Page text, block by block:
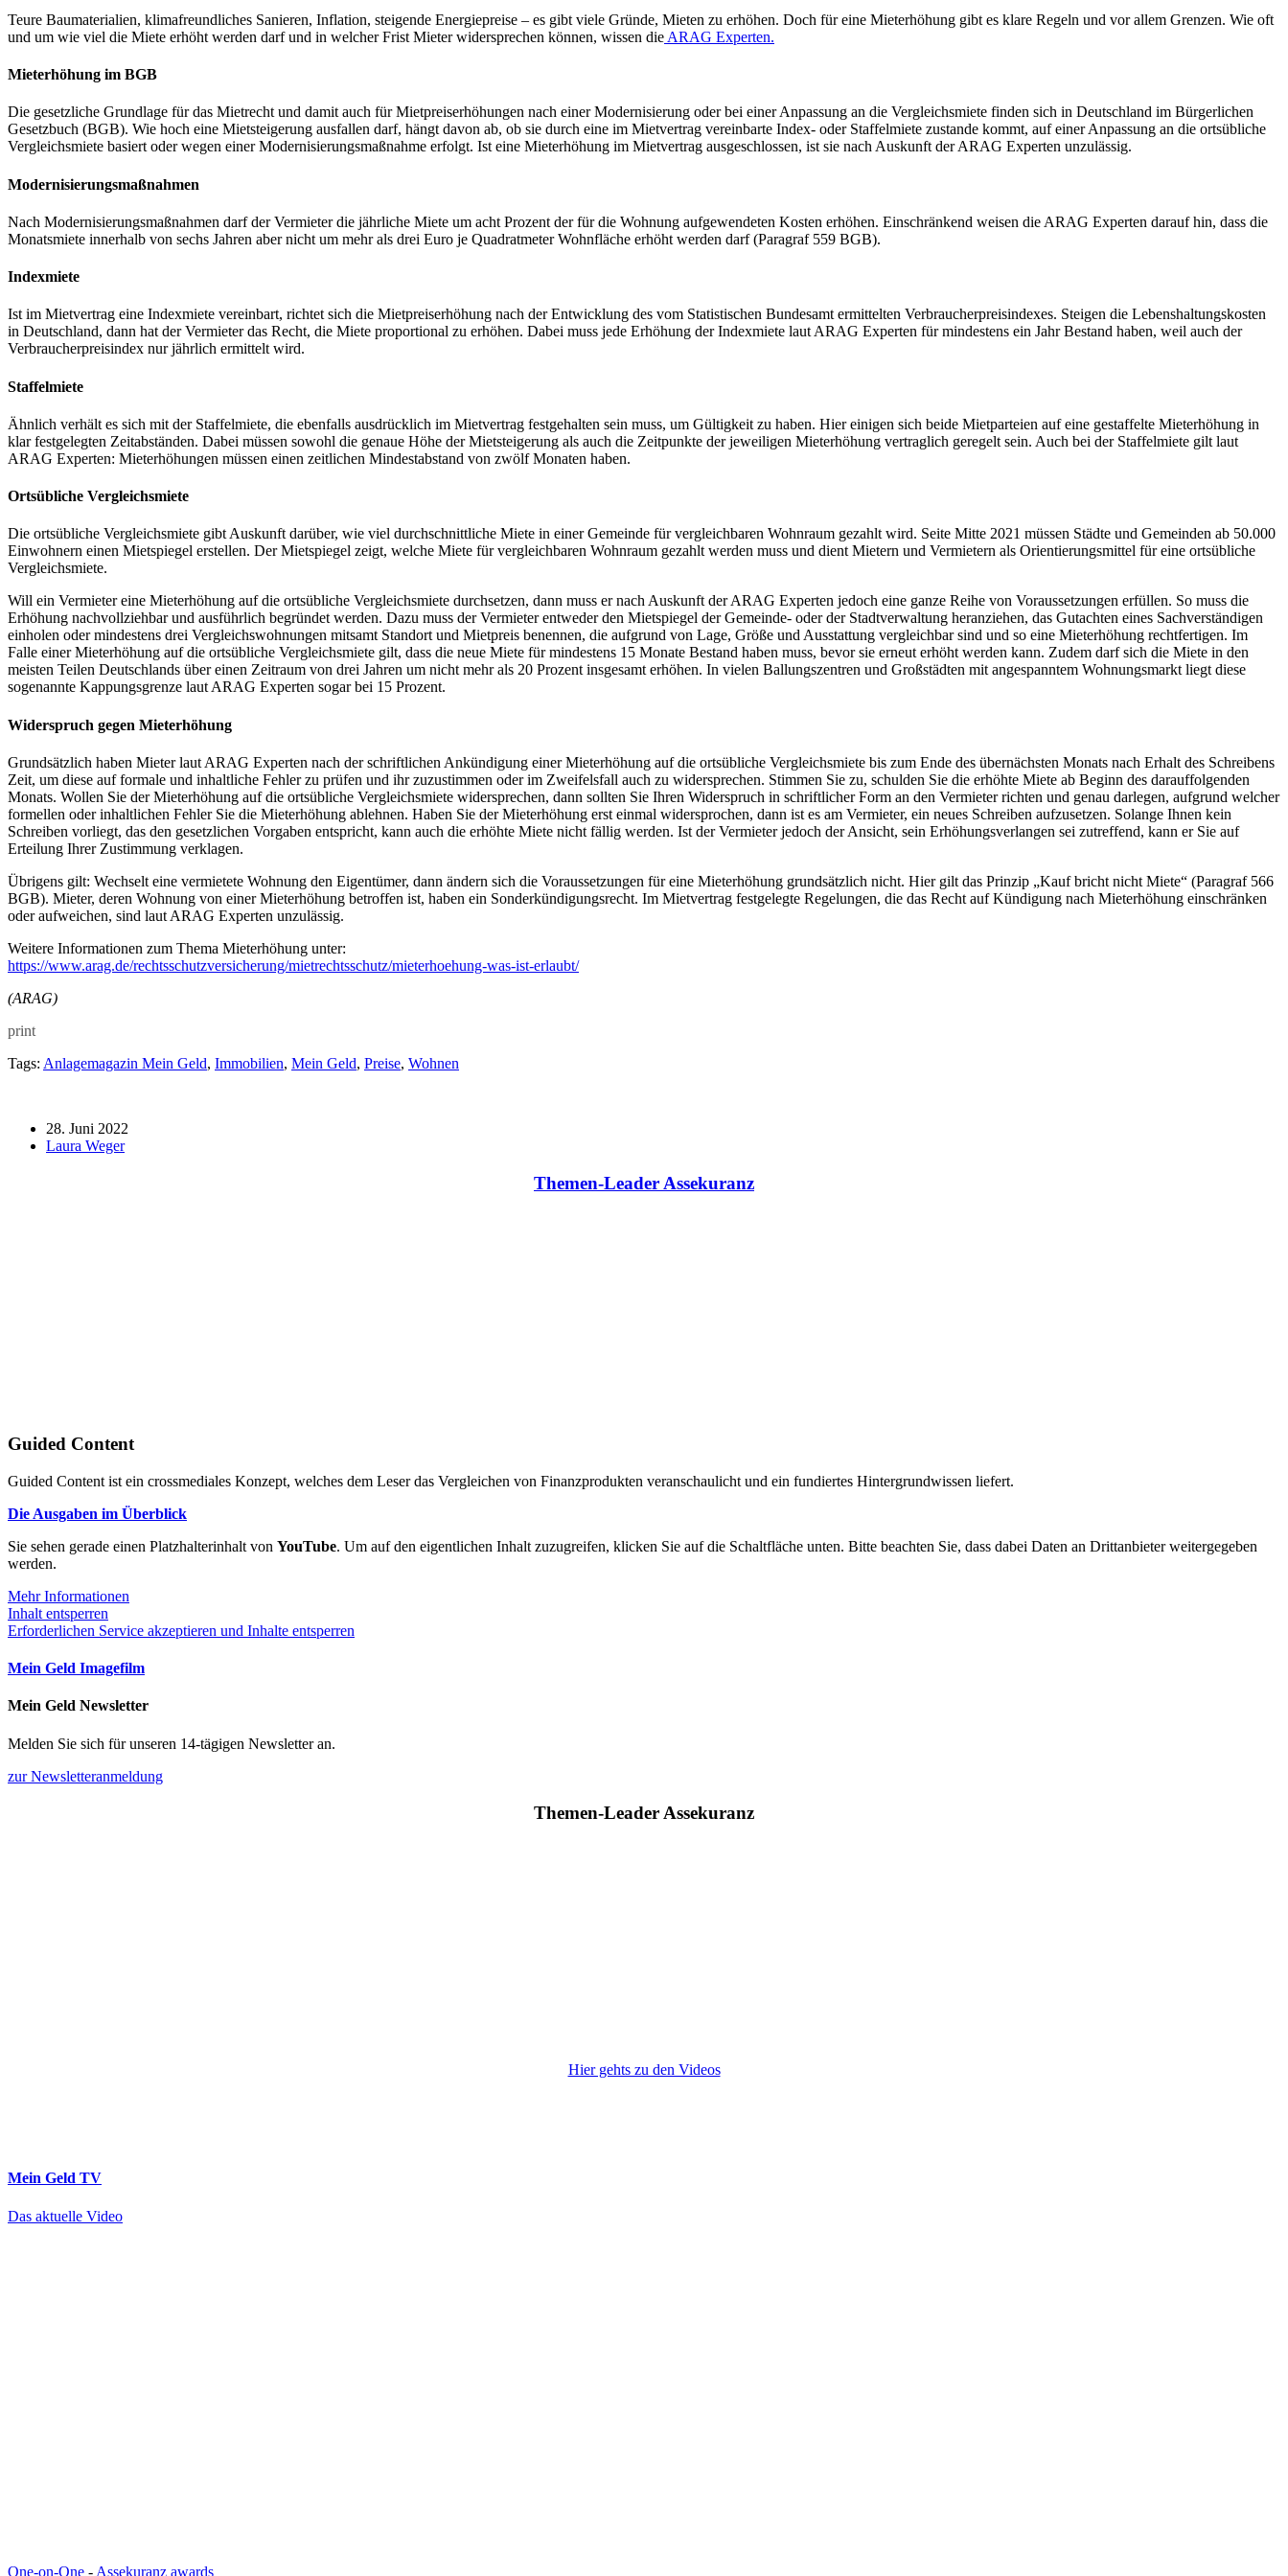
Teure Baumaterialien, klimafreundliches Sanieren, Inflation, steigende Energiepreise – es gibt viele Gründe, Mieten zu erhöhen. Doch für eine Mieterhöhung gibt es klare Regeln und vor allem Grenzen. Wie oft
und um wie viel die Miete erhöht werden darf und in welcher Frist Mieter widersprechen können, wissen die ARAG Experten.
Mieterhöhung im BGB
Die gesetzliche Grundlage für das Mietrecht und damit auch für Mietpreiserhöhungen nach einer Modernisierung oder bei einer Anpassung an die Vergleichsmiete finden sich in Deutschland im Bürgerlichen
Gesetzbuch (BGB). Wie hoch eine Mietsteigerung ausfallen darf, hängt davon ab, ob sie durch eine im Mietvertrag vereinbarte Index- oder Staffelmiete zustande kommt, auf einer Anpassung an die ortsübliche
Vergleichsmiete basiert oder wegen einer Modernisierungsmaßnahme erfolgt. Ist eine Mieterhöhung im Mietvertrag ausgeschlossen, ist sie nach Auskunft der ARAG Experten unzulässig.
Modernisierungsmaßnahmen
Nach Modernisierungsmaßnahmen darf der Vermieter die jährliche Miete um acht Prozent der für die Wohnung aufgewendeten Kosten erhöhen. Einschränkend weisen die ARAG Experten darauf hin, dass die
Monatsmiete innerhalb von sechs Jahren aber nicht um mehr als drei Euro je Quadratmeter Wohnfläche erhöht werden darf (Paragraf 559 BGB).
Indexmiete
Ist im Mietvertrag eine Indexmiete vereinbart, richtet sich die Mietpreiserhöhung nach der Entwicklung des vom Statistischen Bundesamt ermittelten Verbraucherpreisindexes. Steigen die Lebenshaltungskosten
in Deutschland, dann hat der Vermieter das Recht, die Miete proportional zu erhöhen. Dabei muss jede Erhöhung der Indexmiete laut ARAG Experten für mindestens ein Jahr Bestand haben, weil auch der
Verbraucherpreisindex nur jährlich ermittelt wird.
Staffelmiete
Ähnlich verhält es sich mit der Staffelmiete, die ebenfalls ausdrücklich im Mietvertrag festgehalten sein muss, um Gültigkeit zu haben. Hier einigen sich beide Mietparteien auf eine gestaffelte Mieterhöhung in
klar festgelegten Zeitabständen. Dabei müssen sowohl die genaue Höhe der Mietsteigerung als auch die Zeitpunkte der jeweiligen Mieterhöhung vertraglich geregelt sein. Auch bei der Staffelmiete gilt laut
ARAG Experten: Mieterhöhungen müssen einen zeitlichen Mindestabstand von zwölf Monaten haben.
Ortsübliche Vergleichsmiete
Die ortsübliche Vergleichsmiete gibt Auskunft darüber, wie viel durchschnittliche Miete in einer Gemeinde für vergleichbaren Wohnraum gezahlt wird. Seite Mitte 2021 müssen Städte und Gemeinden ab 50.000
Einwohnern einen Mietspiegel erstellen. Der Mietspiegel zeigt, welche Miete für vergleichbaren Wohnraum gezahlt werden muss und dient Mietern und Vermietern als Orientierungsmittel für eine ortsübliche
Vergleichsmiete.
Will ein Vermieter eine Mieterhöhung auf die ortsübliche Vergleichsmiete durchsetzen, dann muss er nach Auskunft der ARAG Experten jedoch eine ganze Reihe von Voraussetzungen erfüllen. So muss die
Erhöhung nachvollziehbar und ausführlich begründet werden. Dazu muss der Vermieter entweder den Mietspiegel der Gemeinde- oder der Stadtverwaltung heranziehen, das Gutachten eines Sachverständigen
einholen oder mindestens drei Vergleichswohnungen mitsamt Standort und Mietpreis benennen, die aufgrund von Lage, Größe und Ausstattung vergleichbar sind und so eine Mieterhöhung rechtfertigen. Im
Falle einer Mieterhöhung auf die ortsübliche Vergleichsmiete gilt, dass die neue Miete für mindestens 15 Monate Bestand haben muss, bevor sie erneut erhöht werden kann. Zudem darf sich die Miete in den
meisten Teilen Deutschlands über einen Zeitraum von drei Jahren um nicht mehr als 20 Prozent insgesamt erhöhen. In vielen Ballungszentren und Großstädten mit angespanntem Wohnungsmarkt liegt diese
sogenannte Kappungsgrenze laut ARAG Experten sogar bei 15 Prozent.
Widerspruch gegen Mieterhöhung
Grundsätzlich haben Mieter laut ARAG Experten nach der schriftlichen Ankündigung einer Mieterhöhung auf die ortsübliche Vergleichsmiete bis zum Ende des übernächsten Monats nach Erhalt des Schreibens
Zeit, um diese auf formale und inhaltliche Fehler zu prüfen und ihr zuzustimmen oder im Zweifelsfall auch zu widersprechen. Stimmen Sie zu, schulden Sie die erhöhte Miete ab Beginn des darauffolgenden
Monats. Wollen Sie der Mieterhöhung auf die ortsübliche Vergleichsmiete widersprechen, dann sollten Sie Ihren Widerspruch in schriftlicher Form an den Vermieter richten und genau darlegen, aufgrund welcher
formellen oder inhaltlichen Fehler Sie die Mieterhöhung ablehnen. Haben Sie der Mieterhöhung erst einmal widersprochen, dann ist es am Vermieter, ein neues Schreiben aufzusetzen. Solange Ihnen kein
Schreiben vorliegt, das den gesetzlichen Vorgaben entspricht, kann auch die erhöhte Miete nicht fällig werden. Ist der Vermieter jedoch der Ansicht, sein Erhöhungsverlangen sei zutreffend, kann er Sie auf
Erteilung Ihrer Zustimmung verklagen.
Übrigens gilt: Wechselt eine vermietete Wohnung den Eigentümer, dann ändern sich die Voraussetzungen für eine Mieterhöhung grundsätzlich nicht. Hier gilt das Prinzip „Kauf bricht nicht Miete“ (Paragraf 566
BGB). Mieter, deren Wohnung von einer Mieterhöhung betroffen ist, haben ein Sonderkündigungsrecht. Im Mietvertrag festgelegte Regelungen, die das Recht auf Kündigung nach Mieterhöhung einschränken
oder aufweichen, sind laut ARAG Experten unzulässig.
Weitere Informationen zum Thema Mieterhöhung unter:
https://www.arag.de/rechtsschutzversicherung/mietrechtsschutz/mieterhoehung-was-ist-erlaubt/
(ARAG)
print
Tags: Anlagemagazin Mein Geld, Immobilien, Mein Geld, Preise, Wohnen
28. Juni 2022
Laura Weger
Themen-Leader Assekuranz
Guided Content
Guided Content ist ein crossmediales Konzept, welches dem Leser das Vergleichen von Finanzprodukten veranschaulicht und ein fundiertes Hintergrundwissen liefert.
Die Ausgaben im Überblick
Sie sehen gerade einen Platzhalterinhalt von YouTube. Um auf den eigentlichen Inhalt zuzugreifen, klicken Sie auf die Schaltfläche unten. Bitte beachten Sie, dass dabei Daten an Drittanbieter weitergegeben
werden.
Mehr Informationen
Inhalt entsperren
Erforderlichen Service akzeptieren und Inhalte entsperren
Mein Geld Imagefilm
Mein Geld Newsletter
Melden Sie sich für unseren 14-tägigen Newsletter an.
zur Newsletteranmeldung
Themen-Leader Assekuranz
Hier gehts zu den Videos
Mein Geld TV
Das aktuelle Video
One-on-One - Assekuranz awards